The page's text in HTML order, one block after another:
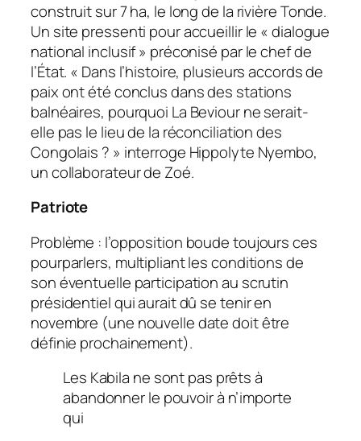
construit sur 7 ha, le long de la rivière Tonde.
Un site pressenti pour accueillir le « dialogue
national inclusif » préconisé par le chef de
l’État. « Dans l’histoire, plusieurs accords de
paix ont été conclus dans des stations
balnéaires, pourquoi La Beviour ne serait-
elle pas le lieu de la réconciliation des
Congolais ? » interroge Hippolyte Nyembo,
un collaborateur de Zoé.
Patriote
Problème : l’opposition boude toujours ces
pourparlers, multipliant les conditions de
son éventuelle participation au scrutin
présidentiel qui aurait dû se tenir en
novembre (une nouvelle date doit être
définie prochainement).
Les Kabila ne sont pas prêts à
abandonner le pouvoir à n’importe
qui